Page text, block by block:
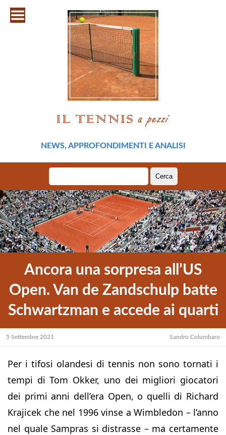
NEWS, APPROFONDIMENTI E ANALISI
per:
Ancora una sorpresa all’US
Open. Van de Zandschulp batte
Schwartzman e accede ai quarti
5 Settembre 2021 Sandro Columbaro
Per i tifosi olandesi di tennis non sono tornati i
tempi di Tom Okker, uno dei migliori giocatori
dei primi anni dell’era Open, o quelli di Richard
Krajicek che nel 1996 vinse a Wimbledon – l’anno
nel quale Sampras si distrasse – ma certamente